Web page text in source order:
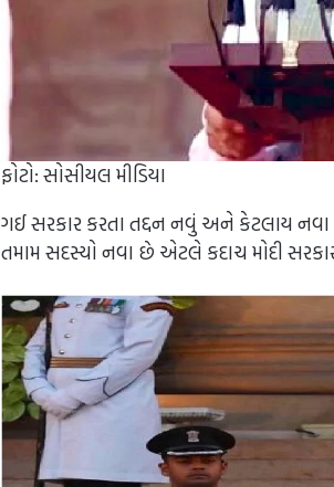
ફોટો: સોસીયલ મીડિયા
ગઈ સરકાર કરતા તદ્દન નવું અને કેટલાય
તમામ સદસ્યો નવા છે એટલે કદાચ મોદી